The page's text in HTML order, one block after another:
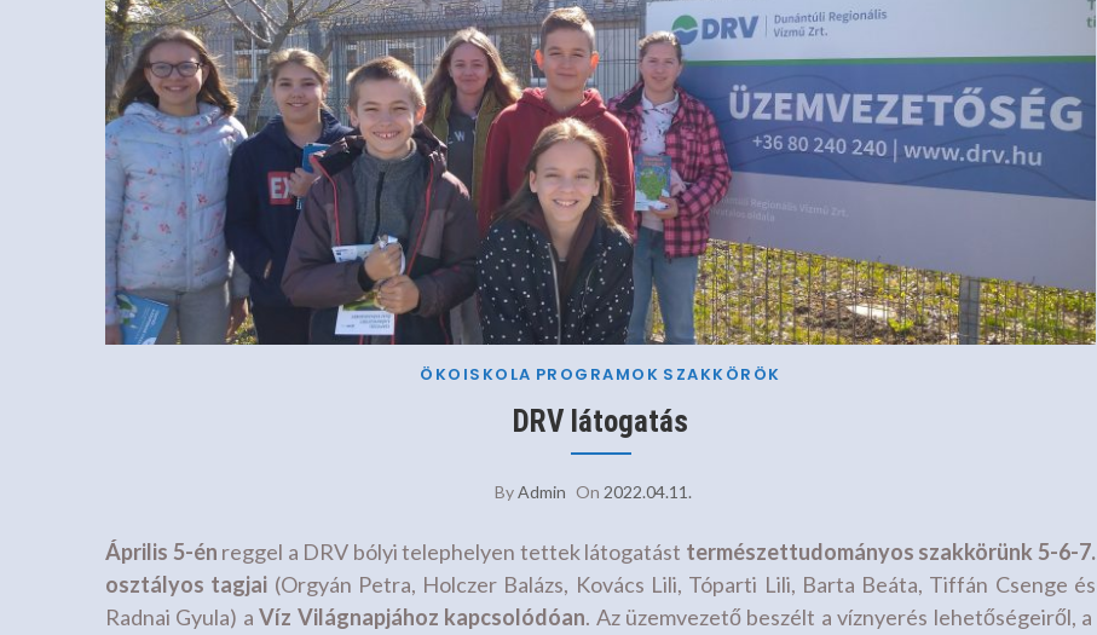
ÖKOISKOLA PROGRAMOK SZAKKÖRÖK
DRV látogatás
ByAdmin On 2022.04.11.
Április 5-én reggel a DRV bólyi telephelyen tettek látogatást természettudományos szakkörünk 5-6-7.
osztályos tagjai (Orgyán Petra, Holczer Balázs, Kovács Lili, Tóparti Lili, Barta Beáta, Tiffán Csenge és
Radnai Gyula) aVíz Világnapjához kapcsolódóan. Az üzemvezető beszélt a víznyerés lehetőségeiről, a